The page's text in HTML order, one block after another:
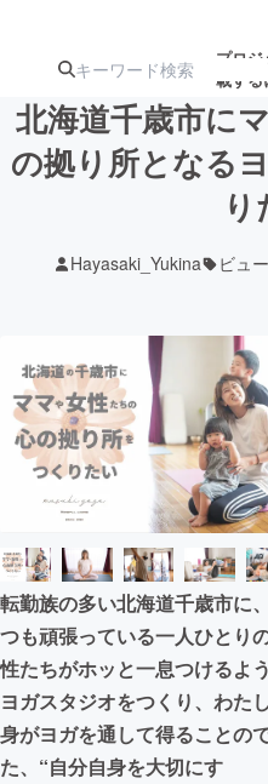
プロ
載する
注目の新着
テクノロジー・ガ
映像・映画
ビジネス・起業
まちづくり・地域
CAMPFIRE for Social
CAMPFIREふるさと納
北海道千歳市に
の拠り所となる
Hayasaki_Yukina ビュ
転勤族の多い北海道千歳市に
つも頑張っている一人ひとり
性たちがホッと一息つけるよ
ヨガスタジオをつくり、わた
身がヨガを通して得ることの
た、“自分自身を大切にす